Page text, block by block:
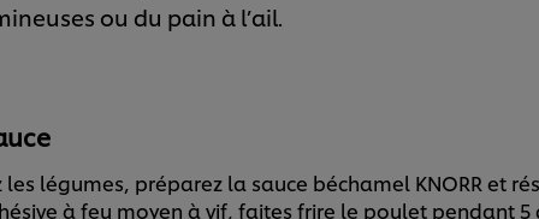
ou du pain à l’ail.
légumes, préparez la sauce béchamel KNORR et
à feu moyen à vif, faites frire le poulet pendant 5